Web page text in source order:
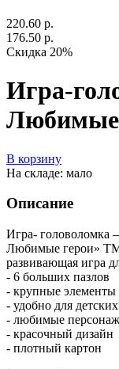
220.60 р.
176.50 р.
Скидка 20%
Игра-
Любимые
В корзину
На складе: мало
Описание
Игра- головоломка
Любимые герои»
развивающая игра
- 6 больших пазлов
- крупные элементы
- удобно для
- любимые
- красочный дизайн
- плотный картон